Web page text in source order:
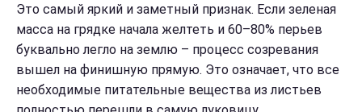
Это самый яркий и заметный признак. Если зеленая
масса на грядке начала желтеть и 60–80% перьев
буквально легло на землю – процесс созревания
вышел на финишную прямую. Это означает, что все
необходимые питательные вещества из листьев